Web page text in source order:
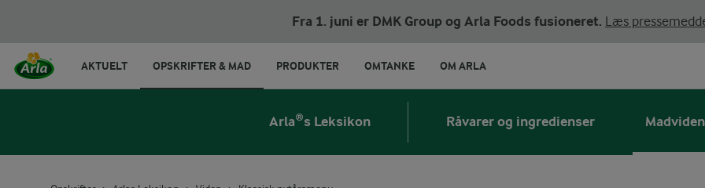
Fra 1. juni er DMK Group og Arla Foods fusioneret. Læs
AKTUELT OPSKRIFTER & MAD PRODUKTER OMTANKE OM ARLA
Arla®s Leksikon Råvarer og ingredienser Madviden